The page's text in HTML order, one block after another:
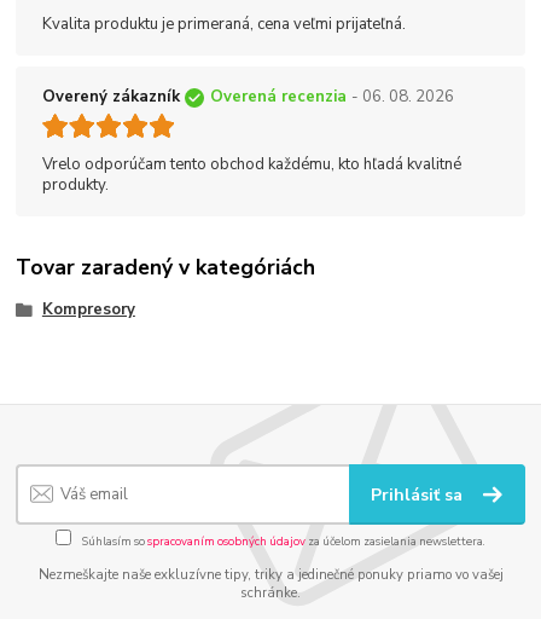
Kvalita produktu je primeraná, cena veľmi prijateľná.
Overený zákazník Overená recenzia - 06. 08. 2026
Vrelo odporúčam tento obchod každému, kto hľadá kvalitné
produkty.
Tovar zaradený v kategóriách
Kompresory
Prihlásiť sa
Súhlasím sospracovaním osobných údajov za účelom zasielania newslettera.
Nezmeškajte naše exkluzívne tipy, triky a jedinečné ponuky priamo vo vašej
schránke.